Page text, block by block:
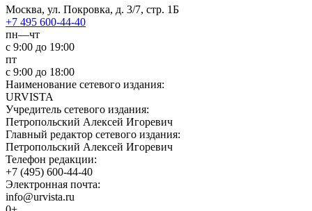
Москва, ул. Покровка, д. 3/7, стр. 1Б
+7 495 600-44-40
пн—чт
с 9:00 до 19:00
пт
с 9:00 до 18:00
Наименование сетевого издания:
URVISTA
Учредитель сетевого издания:
Петропольский Алексей Игоревич
Главный редактор сетевого издания:
Петропольский Алексей Игоревич
Телефон редакции:
+7 (495) 600-44-40
Электронная почта:
info@urvista.ru